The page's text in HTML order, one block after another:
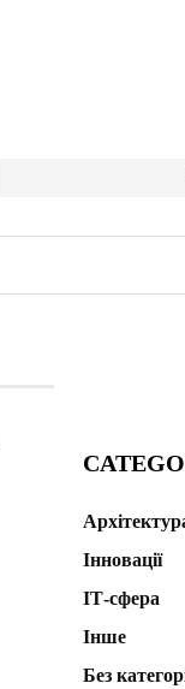
Інновації
ІТ-сфера
Інше
Без